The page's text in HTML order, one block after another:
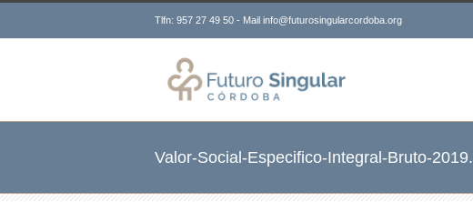
Tlfn: 957 27 49 50 - Mail info@futurosingularcordoba.org
Valor-Social-Especifico-Integral-Bruto-2019.